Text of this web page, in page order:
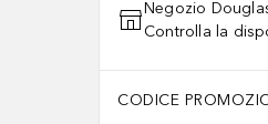
Negozio
Controlla la
CODICE